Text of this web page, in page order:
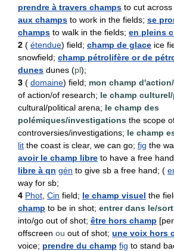
prendre à travers champs to cut
aux champs to work in the fields; se
champs to walk in the fields; en pleins
2 ( étendue) field; champ de glace ice
snowfield; champ pétrolifère or de
dunes dunes (pl);
3 ( domaine) field; mon champ
of action/of research; le champ
cultural/political arena; le champ des
polémiques/investigations the scope
controversies/investigations; le champ
lit the coast is clear, we can go; fig the
avoir le champ libre to have a free
libre à qn gén to give sb a free hand; (
way for sb;
4 Phot Cin field; le champ visuel the
champ to be in shot; entrer dans le/
into/go out of shot; être hors champ
offscreen ou out of shot; une voix hors
voice; prendre du champ fig to stand